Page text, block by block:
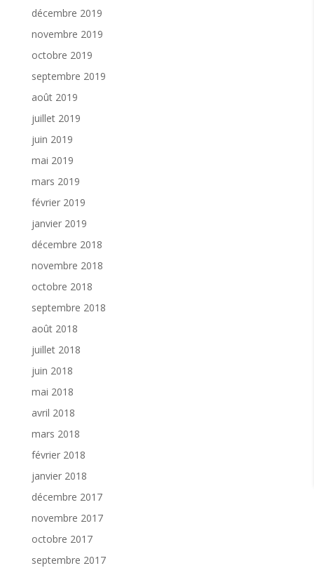
décembre 2019
novembre 2019
octobre 2019
septembre 2019
août 2019
juillet 2019
juin 2019
mai 2019
mars 2019
février 2019
janvier 2019
décembre 2018
novembre 2018
octobre 2018
septembre 2018
août 2018
juillet 2018
juin 2018
mai 2018
avril 2018
mars 2018
février 2018
janvier 2018
décembre 2017
novembre 2017
octobre 2017
septembre 2017